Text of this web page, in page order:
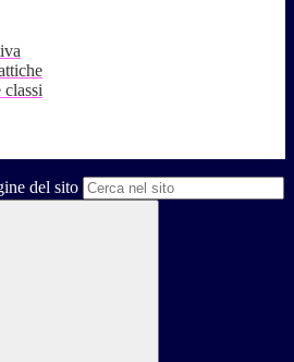
del sito